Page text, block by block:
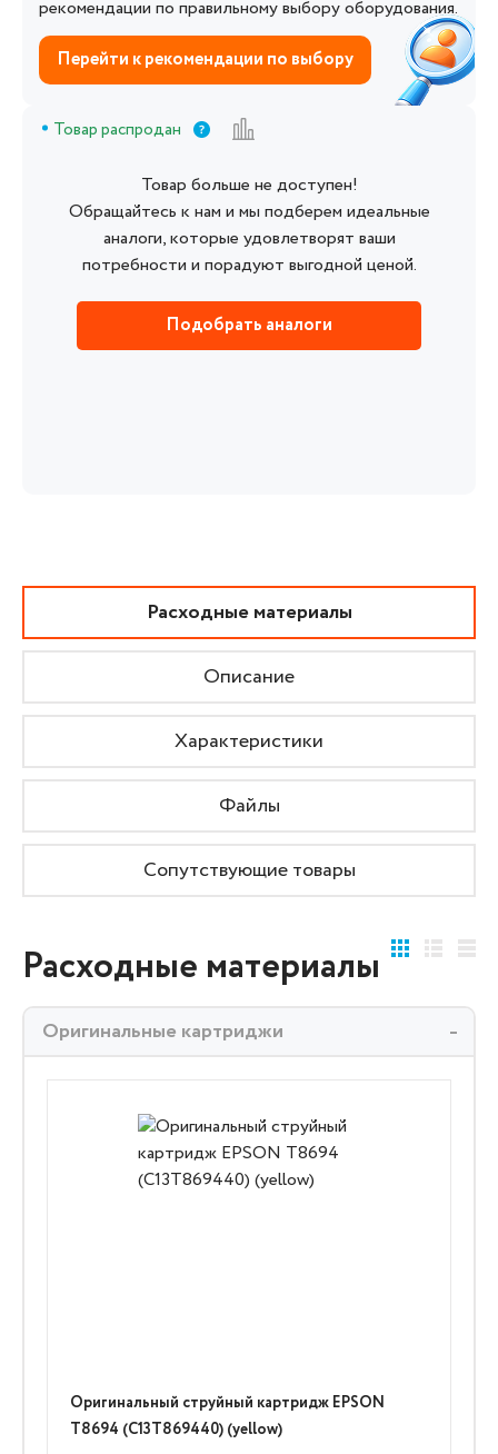
рекомендации по правильному выбору оборудования.
Перейти к рекомендации по выбору
Товар распродан
Товар больше не доступен!
Обращайтесь к нам и мы подберем идеальные
аналоги, которые удовлетворят ваши
потребности и порадуют выгодной ценой.
Подобрать аналоги
Расходные материалы
Описание
Характеристики
Файлы
Сопутствующие товары
Расходные материалы
Оригинальные картриджи
Оригинальный струйный картридж EPSON
T8694 (C13T869440) (yellow)